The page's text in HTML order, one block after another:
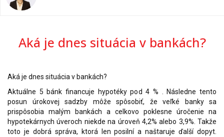
Aká je dnes situácia v bankách?
Aká je dnes situácia v bankách?
Aktuálne 5 bánk financuje hypotéky pod 4 % . Následne tento
posun úrokovej sadzby môže spôsobiť, že veľké banky sa
prispôsobia malým bankách a celkovo poklesne úročenie na
hypotekárnych úveroch niekde na úroveň 4,2% alebo 3,9%. Takže
toto je dobrá správa, ktorá len posilní a naštaruje ďalší dopyt.